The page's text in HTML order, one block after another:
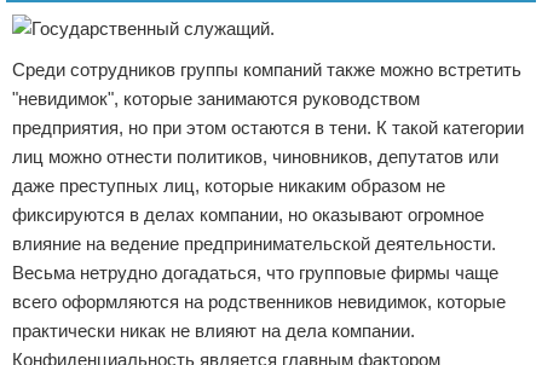
Среди сотрудников группы компаний также можно встретить
"невидимок", которые занимаются руководством
предприятия, но при этом остаются в тени. К такой категории
лиц можно отнести политиков, чиновников, депутатов или
даже преступных лиц, которые никаким образом не
фиксируются в делах компании, но оказывают огромное
влияние на ведение предпринимательской деятельности.
Весьма нетрудно догадаться, что групповые фирмы чаще
всего оформляются на родственников невидимок, которые
практически никак не влияют на дела компании.
Конфиденциальность является главным фактором